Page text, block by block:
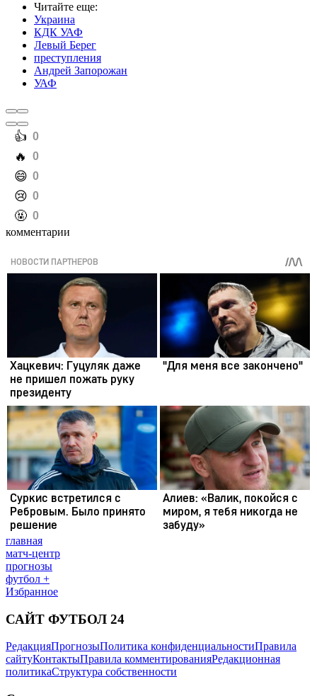
Читайте еще:
Украина
КДК УАФ
Левый Берег
преступления
Андрей Запорожан
УАФ
️👍 0
️🔥 0
️😄 0
️😢 0
️🤬 0
комментарии
главная
матч-центр
прогнозы
футбол +
Избранное
САЙТ ФУТБОЛ 24
РедакцияПрогнозыПолитика конфиденциальностиПравила
сайтуКонтактыПравила комментированияРедакционная
политикаСтруктура собственности